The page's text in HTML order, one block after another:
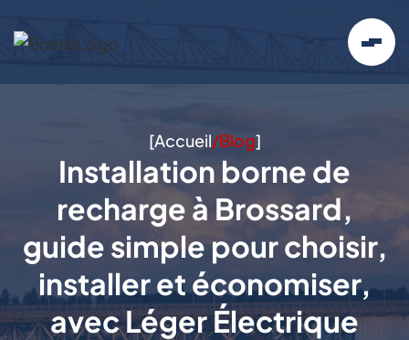
[Accueil/Blog]
Installation borne de
recharge à Brossard,
guide simple pour choisir,
installer et économiser,
avec Léger Électrique